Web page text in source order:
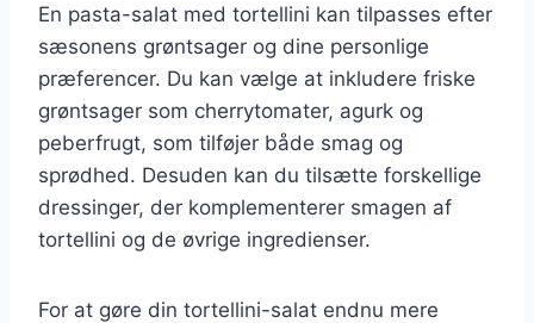
En pasta-salat med tortellini kan tilpasses efter
sæsonens grøntsager og dine personlige
præferencer. Du kan vælge at inkludere friske
grøntsager som cherrytomater, agurk og
peberfrugt, som tilføjer både smag og
sprødhed. Desuden kan du tilsætte forskellige
dressinger, der komplementerer smagen af
tortellini og de øvrige ingredienser.
For at gøre din tortellini-salat endnu mere